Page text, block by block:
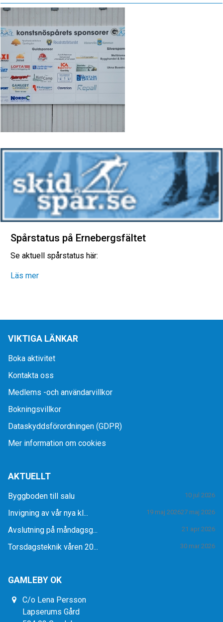
Spårstatus på Ernebergsfältet
Se aktuell spårstatus här:
Läs mer
VIKTIGA LÄNKAR
Boka aktivitet
Kontakta oss
Medlems -och användarvillkor
Bokningsvillkor
Dataskyddsförordningen (GDPR)
Mer information om cookies
AKTUELLT
Byggboden till salu 10 jul 2026
27 maj 2026
Invigning av vår nya kl... 19 maj 2026
Avslutning på måndagsg... 21 apr 2026
Torsdagsteknik våren 20... 30 mar 2026
GAMLEBY OK
C/o Lena Persson
Lapserums Gård